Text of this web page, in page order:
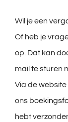
Wil je een
Of heb je
op. Dat kan
mail te sturen
Via de
ons
hebt